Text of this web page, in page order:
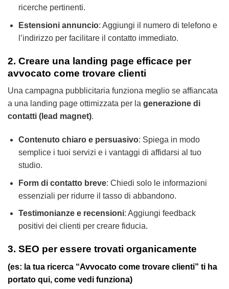
ricerche pertinenti.
Estensioni annuncio: Aggiungi il numero di telefono e
l’indirizzo per facilitare il contatto immediato.
2. Creare una landing page efficace per
avvocato come trovare clienti
Una campagna pubblicitaria funziona meglio se affiancata
a una landing page ottimizzata per la generazione di
contatti (lead magnet).
Contenuto chiaro e persuasivo: Spiega in modo
semplice i tuoi servizi e i vantaggi di affidarsi al tuo
studio.
Form di contatto breve: Chiedi solo le informazioni
essenziali per ridurre il tasso di abbandono.
Testimonianze e recensioni: Aggiungi feedback
positivi dei clienti per creare fiducia.
3. SEO per essere trovati organicamente
(es: la tua ricerca “Avvocato come trovare clienti” ti ha
portato qui, come vedi funziona)